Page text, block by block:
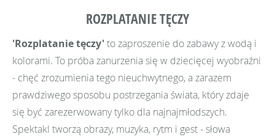
ROZPLATANIE TĘCZY
'Rozplatanie tęczy'to zaproszenie do zabawy z wodą i
kolorami. To próba zanurzenia się w dziecięcej wyobraźni
- chęć zrozumienia tego nieuchwytnego, a zarazem
prawdziwego sposobu postrzegania świata, który zdaje
się być zarezerwowany tylko dla najnajmłodszych.
Spektakl tworzą obrazy, muzyka, rytm i gest - słowa